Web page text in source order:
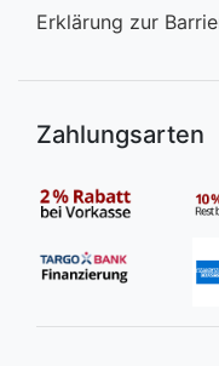
Erklärung zur
Zahlungsarten